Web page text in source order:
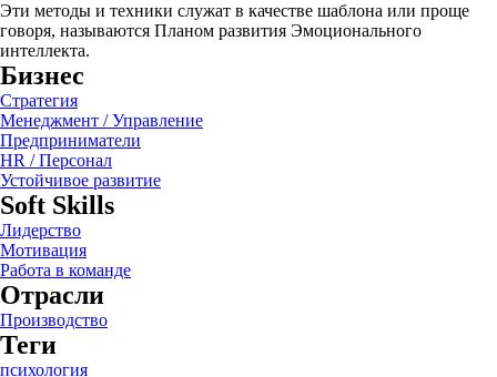
Эти методы и техники служат в качестве шаблона или проще
говоря, называются Планом развития Эмоционального
интеллекта.
Бизнес
Стратегия
Менеджмент / Управление
Предприниматели
HR / Персонал
Устойчивое развитие
Soft Skills
Лидерство
Мотивация
Работа в команде
Отрасли
Производство
Теги
психология